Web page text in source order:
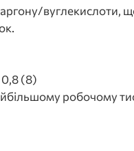
вуглекислоти,
(8)
робочому